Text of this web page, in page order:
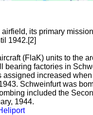
its primary
1942.[2]
(FlaK) units to the
factories in
increased
Schweinfurt was
included the
1944.